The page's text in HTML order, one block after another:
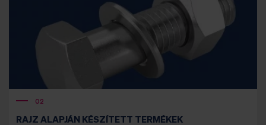
02
RAJZ ALAPJÁN KÉSZÍTETT TERMÉKEK